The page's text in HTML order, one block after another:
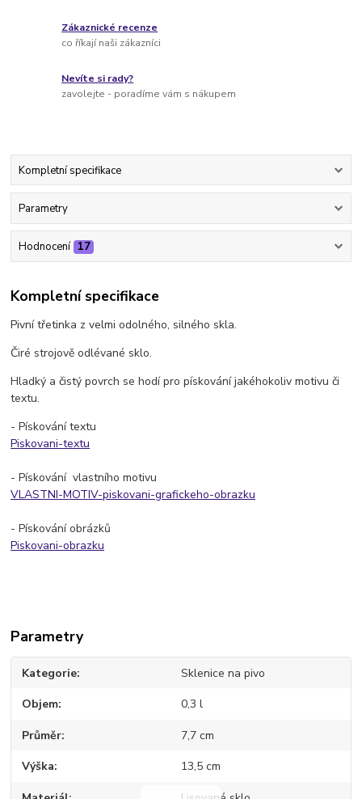
Zákaznické recenze
co říkají naši zákazníci
Nevíte si rady?
zavolejte - poradíme vám s nákupem
Kompletní specifikace
Parametry
Hodnocení 17
Kompletní specifikace
Pivní třetinka z velmi odolného, silného skla.
Čiré strojově odlévané sklo.
Hladký a čistý povrch se hodí pro pískování jakéhokoliv motivu či
textu.
- Pískování textu
Piskovani-textu
- Pískování vlastního motivu
VLASTNI-MOTIV-piskovani-grafickeho-obrazku
- Pískování obrázků
Piskovani-obrazku
Parametry
Kategorie Sklenice na pivo
Objem 0,3 l
Průměr 7,7 cm
Výška 13,5 cm